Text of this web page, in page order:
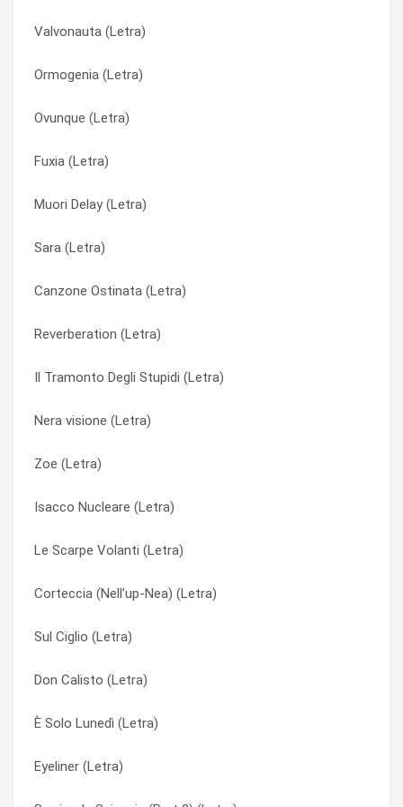
Valvonauta (Letra)
Ormogenia (Letra)
Ovunque (Letra)
Fuxia (Letra)
Muori Delay (Letra)
Sara (Letra)
Canzone Ostinata (Letra)
Reverberation (Letra)
Il Tramonto Degli Stupidi (Letra)
Nera visione (Letra)
Zoe (Letra)
Isacco Nucleare (Letra)
Le Scarpe Volanti (Letra)
Corteccia (Nell’up-Nea) (Letra)
Sul Ciglio (Letra)
Don Calisto (Letra)
È Solo Lunedì (Letra)
Eyeliner (Letra)
Ovunque (Letra)
Ormogenia (Letra)
Omnia 2241 (Letra)
Nuova Luce (Letra)
Non Prendere Lacme, Eugenio (Letra)
Nera visione (Letra)
Nella Schiuma (Letra)
Muori Delay (Letra)
Mu (Letra)
Mormorio Mucoso (Letra)
Morbida (Letra)
Miglioramento (Letra)
Lui Gareggia (Letra)
Le Tue Ossa Nell’altitudine (Letra)
Le Scarpe Volanti (Letra)
Lady Hollywood (Letra)
L’infinita Gioia Di Henry Bahus (Letra)
Isacco Nucleare (Letra)
Colle Imane (Letra)
Corteccia (Nell’up-Nea) (Letra)
Dentro Sharon (Letra)
Dentro Sharon (Letra)
Don Calisto (Letra)
È Solo Lunedì (Letra)
Elefante (Letra)
Eyeliner (Letra)
Eyeliner (Letra)
Far fisa (Letra)
Fiato Adolescenziale (Letra)
Fluido (Letra)
Fuoco amico (Pela I miei tratti) (Letra)
Fuxia (Letra)
Glamodrama (Letra)
Il Caos Strisciante (Letra)
Il Gulliver (Letra)
Il Nulla di O (Letra)